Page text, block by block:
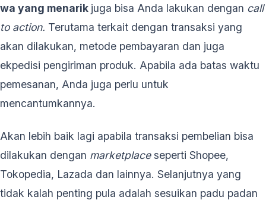
wa yang menarik juga bisa Anda lakukan dengan call
to action. Terutama terkait dengan transaksi yang
akan dilakukan, metode pembayaran dan juga
ekpedisi pengiriman produk. Apabila ada batas waktu
pemesanan, Anda juga perlu untuk
mencantumkannya.
Akan lebih baik lagi apabila transaksi pembelian bisa
dilakukan dengan marketplaceseperti Shopee,
Tokopedia, Lazada dan lainnya. Selanjutnya yang
tidak kalah penting pula adalah sesuikan padu padan